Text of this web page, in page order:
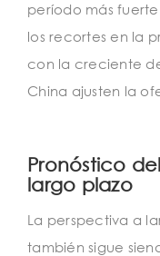
período más
los recortes en la
con la creciente
China ajusten la
Pronóstico
largo plazo
La perspectiva a
también sigue